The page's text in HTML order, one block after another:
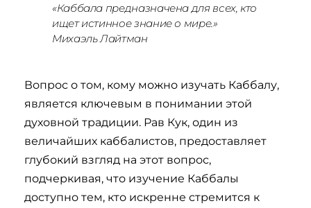
«Каббала предназначена для всех, кто
ищет истинное знание о мире.»
Михаэль Лайтман
Вопрос о том, кому можно изучать Каббалу,
является ключевым в понимании этой
духовной традиции. Рав Кук, один из
величайших каббалистов, предоставляет
глубокий взгляд на этот вопрос,
подчеркивая, что изучение Каббалы
доступно тем, кто искренне стремится к